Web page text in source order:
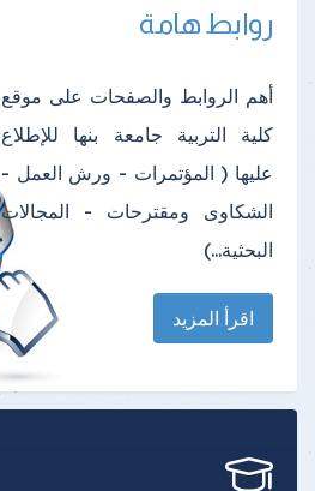
روابط هامة
أهم الروابط والصفحات على موقع
كلية التربية جامعة بنها للإطلاع
عليها ( المؤتمرات - ورش العمل -
الشكاوى ومقترحات - المجالات
البحثية...)
اقرأ المزيد